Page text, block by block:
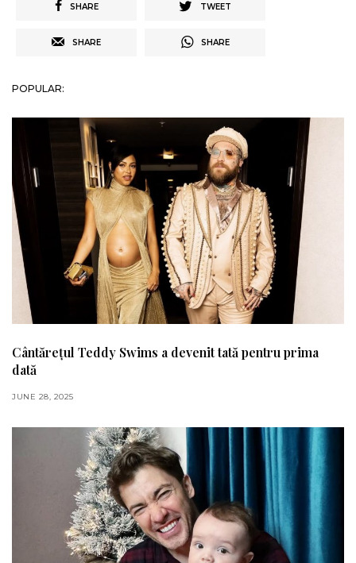
SHARE TWEET
SHARE SHARE
POPULAR:
Cântărețul Teddy Swims a devenit tată pentru prima
dată
JUNE 28, 2025